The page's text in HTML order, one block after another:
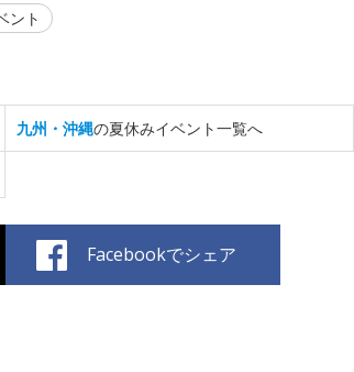
ント
九州・沖縄の夏休みイベント一覧へ
Facebookでシェア